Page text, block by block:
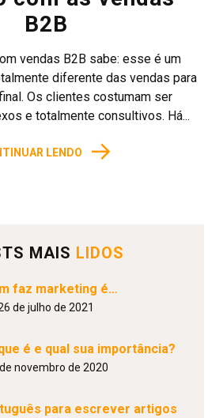
B2B
vendas B2B sabe: esse é um
diferente das vendas para
Os clientes costumam ser
e totalmente consultivos. Há...
LENDO →
MAIS LIDOS
faz marketing é…
de julho de 2021
é e qual sua importância?
novembro de 2020
para escrever artigos